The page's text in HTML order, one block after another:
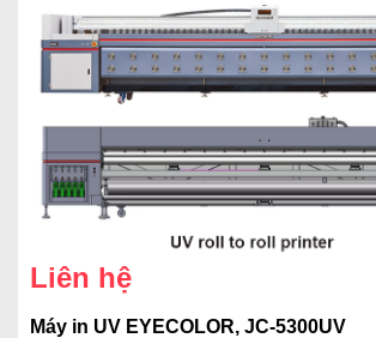
Liên hệ
Máy in UV EYECOLOR, JC-5300UV